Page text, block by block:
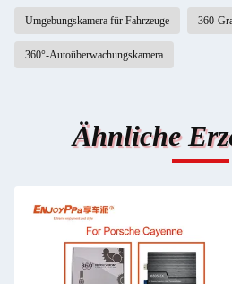
Umgebungskamera für Fahrzeuge 360-
360°-Autoüberwachungskamera
Ähnliche